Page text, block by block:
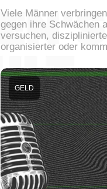
Viele Männer
gegen ihre Schwächen
versuchen,
organisierter oder
GELD